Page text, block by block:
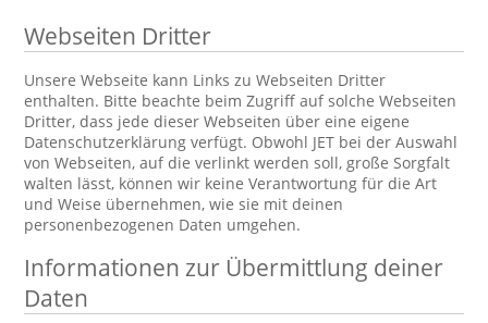
Webseiten Dritter
Unsere Webseite kann Links zu Webseiten Dritter
enthalten. Bitte beachte beim Zugriff auf solche Webseiten
Dritter, dass jede dieser Webseiten über eine eigene
Datenschutzerklärung verfügt. Obwohl JET bei der Auswahl
von Webseiten, auf die verlinkt werden soll, große Sorgfalt
walten lässt, können wir keine Verantwortung für die Art
und Weise übernehmen, wie sie mit deinen
personenbezogenen Daten umgehen.
Informationen zur Übermittlung deiner
Daten